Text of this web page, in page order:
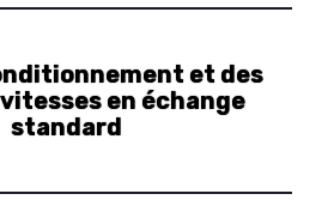
et des
en échange
standard